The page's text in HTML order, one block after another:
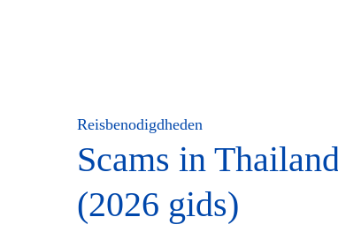
Reisbenodigdheden
Scams in
(2026 gids)